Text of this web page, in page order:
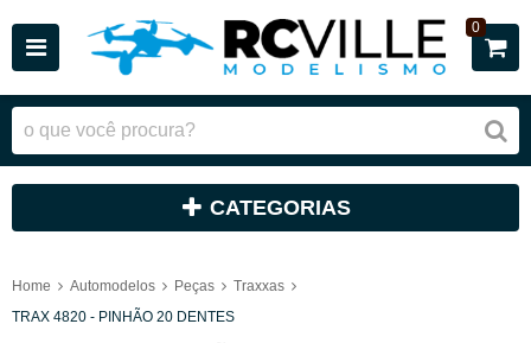
0
CATEGORIAS
Home Automodelos Peças
Traxxas
TRAX 4820 - PINHÃO 20 DENTES